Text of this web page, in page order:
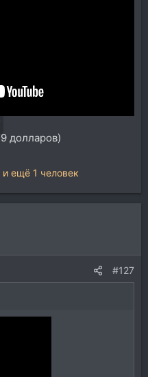
обсуждался этот софт
разработчики делают
долларов)
и ещё 1 человек
#127